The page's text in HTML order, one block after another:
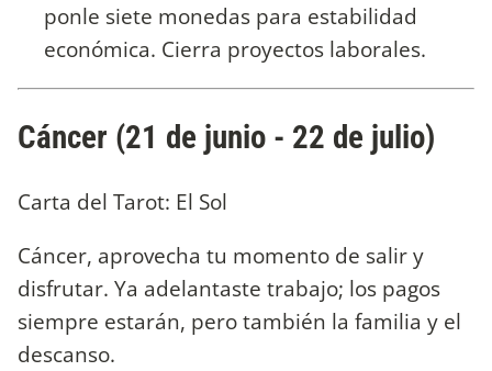
ponle siete monedas para estabilidad
económica. Cierra proyectos laborales.
Cáncer (21 de junio - 22 de julio)
Carta del Tarot: El Sol
Cáncer, aprovecha tu momento de salir y
disfrutar. Ya adelantaste trabajo; los pagos
siempre estarán, pero también la familia y el
descanso.